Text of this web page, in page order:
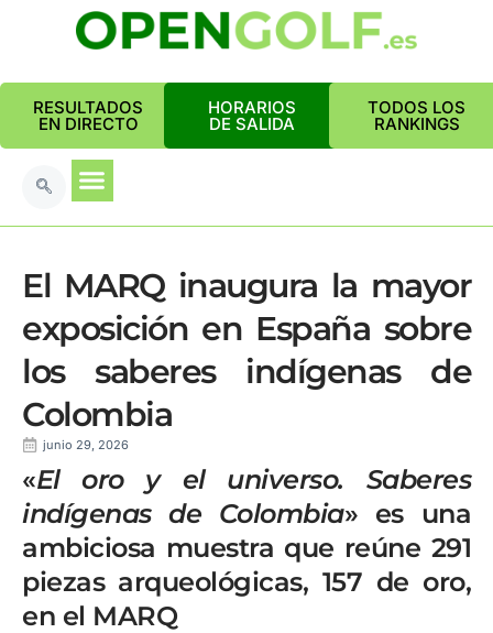
RESULTADOS
EN DIRECTO
HORARIOS
DE SALIDA
TODOS LOS
RANKINGS
El MARQ inaugura la mayor
exposición en España sobre
los saberes indígenas de
Colombia
junio 29, 2026
«El oro y el universo. Saberes
indígenas de Colombia» es una
ambiciosa muestra que reúne 291
piezas arqueológicas, 157 de oro,
en el MARQ